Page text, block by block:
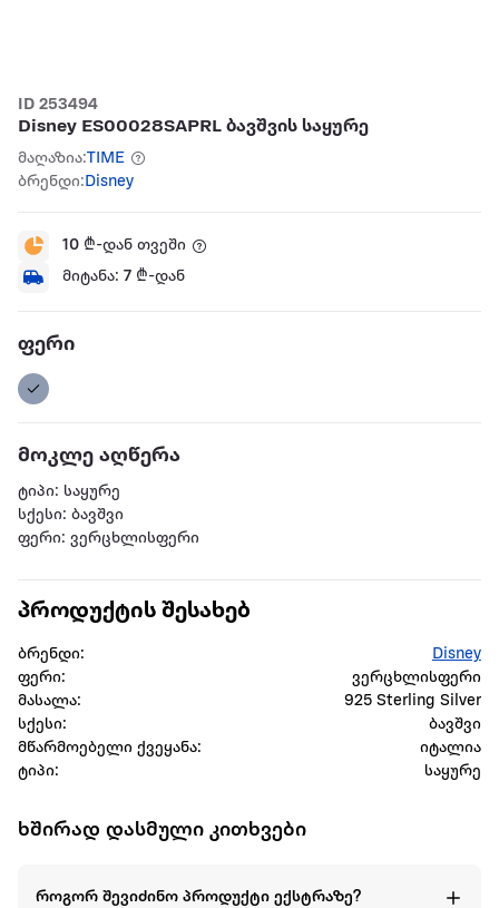
ID 253494
Disney ES00028SAPRL ბავშვის საყურე
მაღაზია:TIME
ბრენდი: Disney
10 ₾-დან თვეში
მიტანა: 7 ₾-დან
ფერი
მოკლე აღწერა
ტიპი: საყურე
სქესი: ბავშვი
ფერი: ვერცხლისფერი
პროდუქტის შესახებ
ბრენდი:
Disney
ფერი:
ვერცხლისფერი
მასალა:
925 Sterling Silver
სქესი:
ბავშვი
მწარმოებელი ქვეყანა:
იტალია
ტიპი:
საყურე
ხშირად დასმული კითხვები
როგორ შევიძინო პროდუქტი ექსტრაზე?